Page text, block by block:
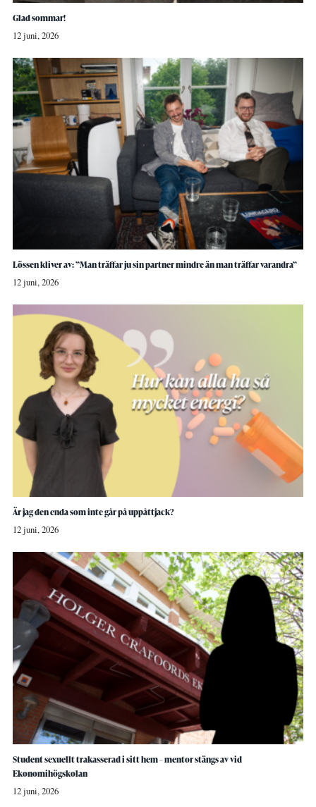
Glad sommar!
12 juni, 2026
Lössen kliver av: ”Man träffar ju sin partner mindre än man träffar varandra”
12 juni, 2026
Är jag den enda som inte går på uppåttjack?
12 juni, 2026
Student sexuellt trakasserad i sitt hem – mentor stängs av vid
Ekonomihögskolan
12 juni, 2026